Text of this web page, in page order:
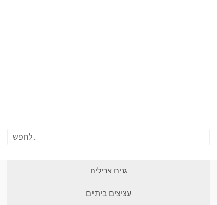
גנים אכילים
עציצים ביתיים